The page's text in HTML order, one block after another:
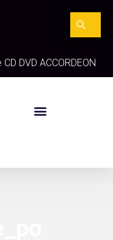
DVD ACCORDEON